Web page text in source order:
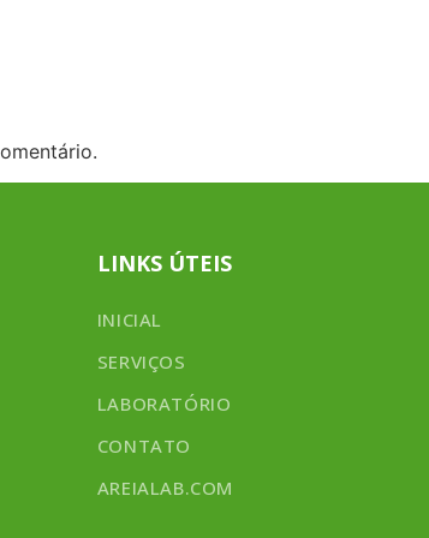
LINKS ÚTEIS
INICIAL
SERVIÇOS
LABORATÓRIO
CONTATO
AREIALAB.COM